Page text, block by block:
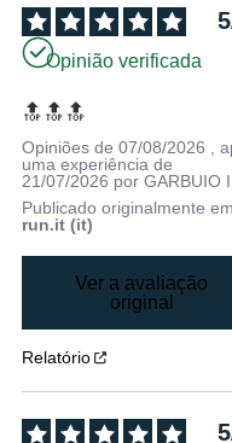
5
Opinião verificada
🔝🔝🔝
Opiniões de07/08/2026
,
uma experiência de
21/07/2026 porGARBUIO
Publicado originalmente
run.it (it)
Ver a avaliação
original
Relatório
5